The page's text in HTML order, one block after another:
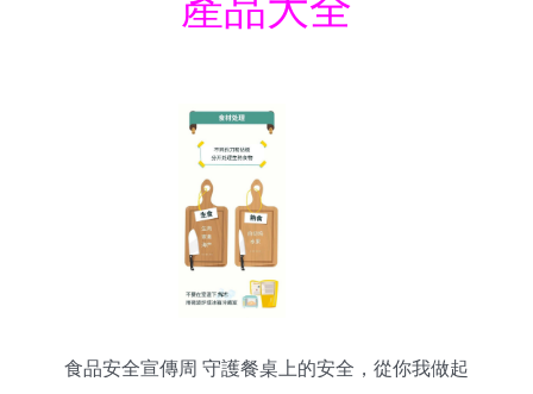
食品安全宣傳周 守護餐桌上的安全，從你我做起